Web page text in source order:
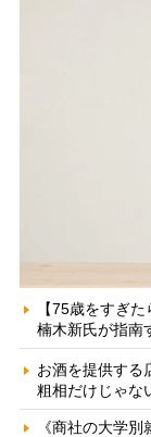
【75歳をすぎ
楠木新氏が指南
お酒を提供す
粗相だけじゃな
《商社の大学